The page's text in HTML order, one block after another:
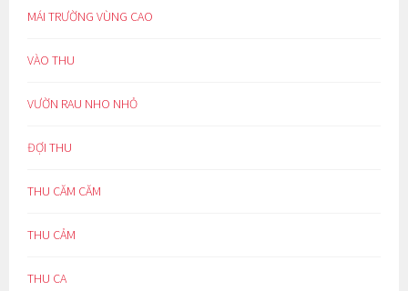
MÁI TRƯỜNG VÙNG CAO
VÀO THU
VƯỜN RAU NHO NHỎ
ĐỢI THU
THU CĂM CĂM
THU CẢM
THU CA